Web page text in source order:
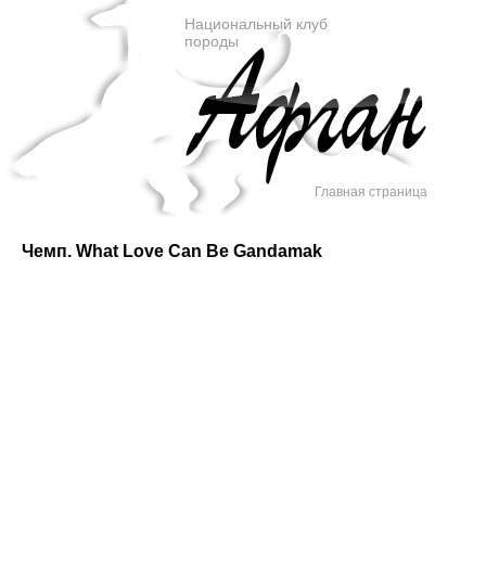
Национальный клуб
породы
Главная страница
Чемп. What Love Can Be Gandamak